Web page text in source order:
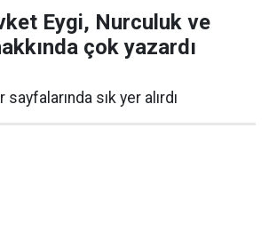
Eygi, Nurculuk ve
çok yazardı
sık yer alırdı